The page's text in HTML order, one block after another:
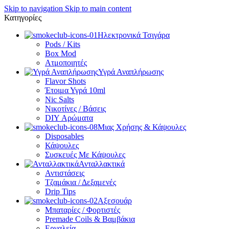
Skip to navigation Skip to main content
Κατηγορίες
Ηλεκτρονικά Τσιγάρα
Pods / Kits
Box Mod
Ατμοποιητές
Υγρά Αναπλήρωσης
Flavor Shots
Έτοιμα Υγρά 10ml
Nic Salts
Νικοτίνες / Βάσεις
DIY Αρώματα
Μιας Χρήσης & Κάψουλες
Disposables
Κάψουλες
Συσκευές Με Κάψουλες
Ανταλλακτικά
Αντιστάσεις
Τζαμάκια / Δεξαμενές
Drip Tips
Αξεσουάρ
Μπαταρίες / Φορτιστές
Premade Coils & Βαμβάκια